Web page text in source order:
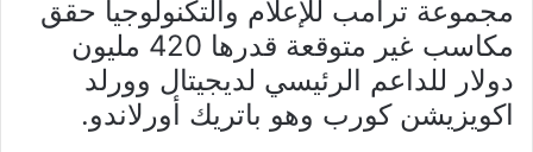
مجموعة ترامب للإعلام والتكنولوجيا حقق
مكاسب غير متوقعة قدرها 420 مليون
دولار للداعم الرئيسي لديجيتال وورلد
اكويزيشن كورب وهو باتريك أورلاندو.